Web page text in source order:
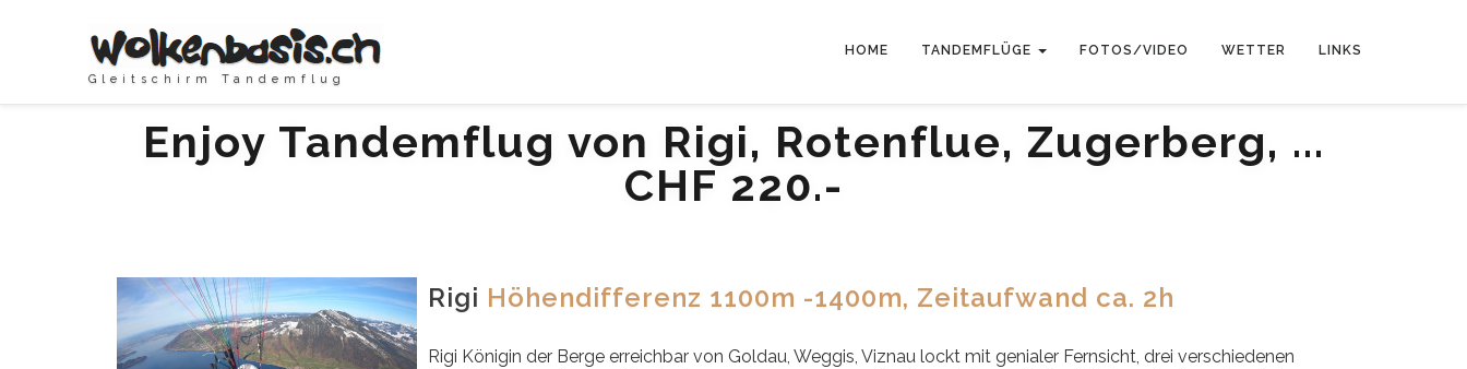
Gleitschirm Tandemflug
HOME TANDEMFLÜGE FOTOS/VIDEO WETTER LINKS
Enjoy Tandemflug von Rigi, Rotenflue, Zugerberg, ...
CHF 220.-
Rigi Höhendifferenz 1100m -1400m, Zeitaufwand ca. 2h
Rigi Königin der Berge erreichbar von Goldau, Weggis, Viznau lockt mit genialer Fernsicht, drei verschiedenen